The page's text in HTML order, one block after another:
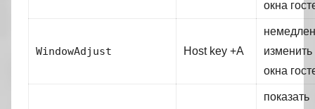
окна
WindowAdjust Host key +A
окна
показать